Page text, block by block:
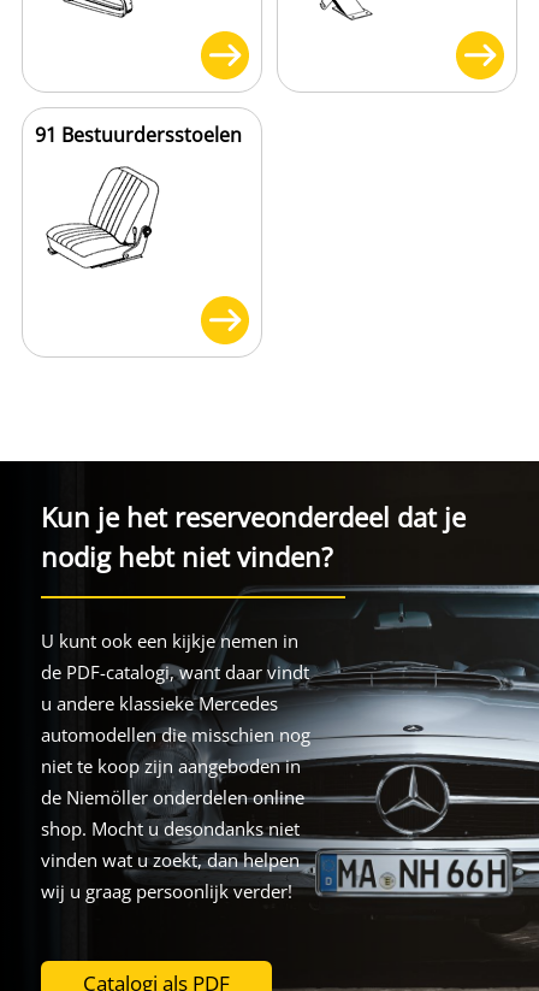
91 Bestuurdersstoelen
Kun je het reserveonderdeel dat je
nodig hebt niet vinden?
U kunt ook een kijkje nemen in
de PDF-catalogi, want daar vindt
u andere klassieke Mercedes
automodellen die misschien nog
niet te koop zijn aangeboden in
de Niemöller onderdelen online
shop. Mocht u desondanks niet
vinden wat u zoekt, dan helpen
wij u graag persoonlijk verder!
Catalogi als PDF